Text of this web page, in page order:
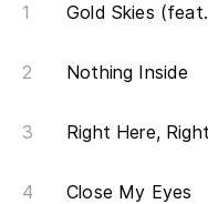
Gold Skies
Nothing Inside
Right Here,
Close My Eyes